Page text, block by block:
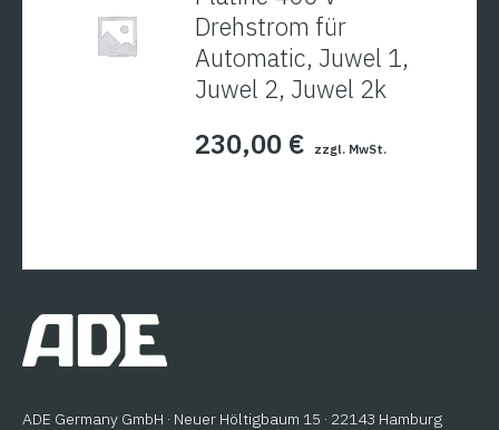
Drehstrom für
Automatic, Juwel 1,
Juwel 2, Juwel 2k
230,00 € zzgl. MwSt.
ADE Germany GmbH · Neuer Höltigbaum 15 · 22143 Hamburg